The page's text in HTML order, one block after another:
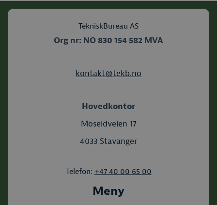
TekniskBureau AS
Org nr: NO 830 154 582 MVA
kontakt@tekb.no
Hovedkontor
Moseidveien 17
4033 Stavanger
Telefon: +47 40 00 65 00
Meny